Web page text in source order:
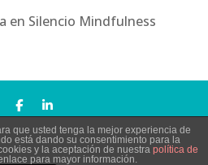
en Silencio Mindfulness
Copyright © Silencio
|Aviso Legal
que usted tenga la mejor experiencia de
está dando su consentimiento para la
y la aceptación de nuestra política de
para mayor información.